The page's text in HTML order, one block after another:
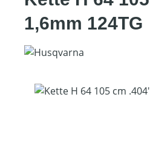
1,6mm 124TG
Bildergalerie überspringen